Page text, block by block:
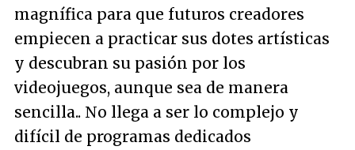
magnífica para que futuros creadores
empiecen a practicar sus dotes artísticas
y descubran su pasión por los
videojuegos, aunque sea de manera
sencilla.. No llega a ser lo complejo y
difícil de programas dedicados